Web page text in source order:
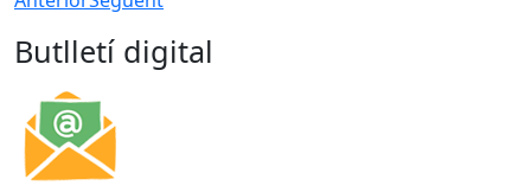
Butlletí digital